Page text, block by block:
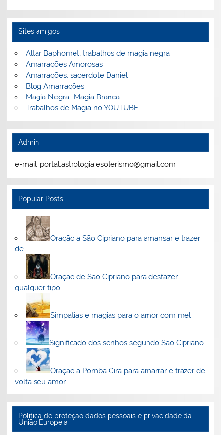
Sites amigos
Altar Baphomet, trabalhos de magia negra
Amarrações Amorosas
Amarrações, sacerdote Daniel
Blog Amarrações
Magia Negra- Magia Branca
Trabalhos de Magia no YOUTUBE
Admin
e-mail: portal.astrologia.esoterismo@gmail.com
Popular Posts
Oração a São Cipriano para amansar e trazer
de…
Oração de São Cipriano para desfazer
qualquer tipo…
Simpatias e magias para o amor com mel
Significado dos sonhos segundo São Cipriano
Oração a Pomba Gira para amarrar e trazer de
volta seu amor
Politica de proteção dados pessoais e privacidade da
União Europeia